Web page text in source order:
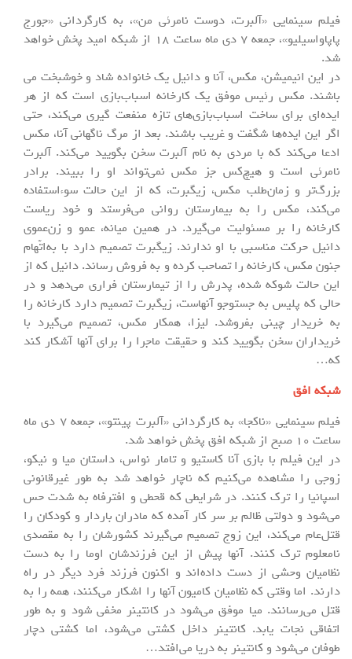
فیلم سینمایی «آلبرت، دوست نامرئی من»، به کارگردانی «جورج
پاپاواسیلیو»، جمعه 7 دی ماه ساعت 18 از شبکه امید پخش خواهد
شد.
در این انیمیشن، مکس، آنا و دانیل یک خانواده شاد و خوشبخت می
باشند. مکس رئیس موفق یک کارخانه اسباب‌بازی است که از هر
ایده‌ای برای ساخت اسباب‌بازی‌های تازه منفعت گیری می‌کند، حتی
اگر این ایده‌ها شگفت و غریب باشند. بعد از مرگ ناگهانی آنا، مکس
ادعا می‌کند که با مردی به نام آلبرت سخن بگویید می‌کند. آلبرت
نامرئی است و هیچ‌کس جز مکس نمی‌تواند او را ببیند. برادر
بزرگ‌تر و زمان‌طلب مکس، زیگبرت، که از این حالت سوءاستفاده
می‌کند، مکس را به بیمارستان روانی می‌فرستد و خود ریاست
کارخانه را بر مسئولیت می‌گیرد. در همین میانه، عمو و زن‌عموی
دانیل حرکت مناسبی با او ندارند. زیگبرت تصمیم دارد با به‌اتّهام
جنون مکس، کارخانه را تصاحب کرده و به فروش رساند. دانیل که از
این حالت شوکه شده، پدرش را از تیمارستان فراری می‌دهد و در
حالی که پلیس به جستوجو آنهاست، زیگبرت تصمیم دارد کارخانه را
به خریدار چینی بفروشد. لیزا، همکار مکس، تصمیم می‌گیرد با
خریداران سخن بگویید کند و حقیقت ماجرا را برای آنها آشکار کند
که…
شبکه افق
فیلم سینمایی «ناکجا» به کارگردانی «آلبرت پینتو»، جمعه 7 دی ماه
ساعت 10 صبح از شبکه افق پخش خواهد شد.
در این فیلم با بازی آنا کاستیو و تامار نواس، داستان میا و نیکو،
زوجی را مشاهده می‌کنیم که ناچار خواهد شد به طور غیرقانونی
اسپانیا را ترک کنند. در شرایطی که قحطی و افترفاه به شدت حس
می‌شود و دولتی ظالم بر سر کار آمده که مادران باردار و کودکان را
قتل‌عام می‌کند، این زوج تصمیم می‌گیرند کشورشان را به مقصدی
نامعلوم ترک کنند. آنها پیش از این فرزندشان اوما را به دست
نظامیان وحشی از دست داده‌اند و اکنون فرزند فرد دیگر در راه
دارند. اما وقتی که نظامیان کامیون آنها را اشکار می‌کنند، همه را به
قتل می‌رسانند. میا موفق می‌شود در کانتینر مخفی شود و به طور
اتفاقی نجات یابد. کانتینر داخل کشتی می‌شود، اما کشتی دچار
طوفان می‌شود و کانتینر به دریا می‌افتد…